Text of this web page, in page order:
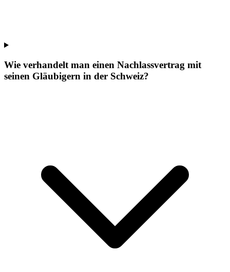
Wie verhandelt man einen Nachlassvertrag mit
seinen Gläubigern in der Schweiz?